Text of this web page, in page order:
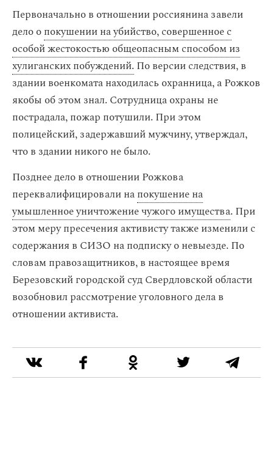
Первоначально в отношении россиянина завели
дело опокушении на убийство, совершенное с
особой жестокостью общеопасным способом из
хулиганских побуждений. По версии следствия, в
здании военкомата находилась охранница, а Рожков
якобы об этом знал. Сотрудница охраны не
пострадала, пожар потушили. При этом
полицейский, задержавший мужчину, утверждал,
что в здании никого не было.
Позднее дело в отношении Рожкова
переквалифицировали напокушение на
умышленное уничтожение чужого имущества. При
этом меру пресечения активисту также изменили с
содержания в СИЗО на подписку о невыезде. По
словам правозащитников, в настоящее время
Березовский городской суд Свердловской области
возобновил рассмотрение уголовного дела в
отношении активиста.